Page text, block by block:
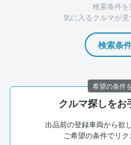
検索条件を
気に入るクルマが見
検索条
クルマ探しをお
出品前の登録車両から欲
ご希望の条件でリク
希望の条件